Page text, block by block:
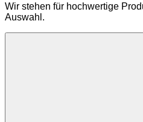
Wir stehen für hochwertige
Auswahl.